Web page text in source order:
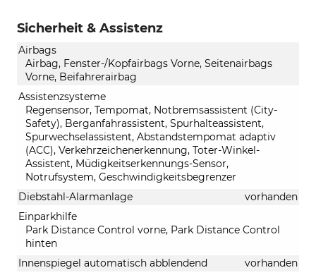
Sicherheit & Assistenz
Airbags
Airbag, Fenster-/Kopfairbags Vorne, Seitenairbags
Vorne, Beifahrerairbag
Assistenzsysteme
Regensensor, Tempomat, Notbremsassistent (City-
Safety), Berganfahrassistent, Spurhalteassistent,
Spurwechselassistent, Abstandstempomat adaptiv
(ACC), Verkehrzeichenerkennung, Toter-Winkel-
Assistent, Müdigkeitserkennungs-Sensor,
Notrufsystem, Geschwindigkeitsbegrenzer
Diebstahl-Alarmanlage
vorhanden
Einparkhilfe
Park Distance Control vorne, Park Distance Control
hinten
Innenspiegel automatisch abblendend
vorhanden